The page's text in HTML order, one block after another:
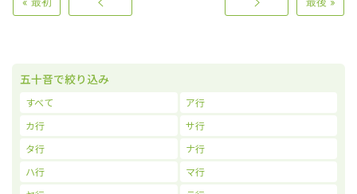
五十音で絞り込み
すべて
ア行
カ行
サ行
タ行
ナ行
ハ行
マ行